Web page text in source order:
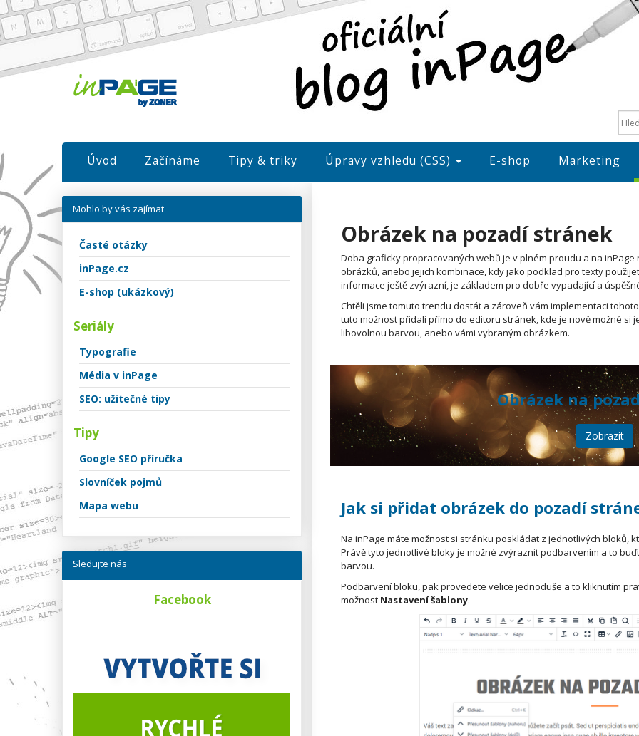
Úvod Začínáme Tipy & triky Úpravy vzhledu (CSS) E-shop Marketing
Obrázek na pozadí stránek
Doba graficky propracovaných webů je v plném proudu a na
obrázků, anebo jejich kombinace, kdy jako podklad pro texty
informace ještě zvýrazní, je základem pro dobře vypadající a
Chtěli jsme tomuto trendu dostát a zároveň vám implementaci
tuto možnost přidali přímo do editoru stránek, kde je nově možné
libovolnou barvou, anebo vámi vybraným obrázkem.
Obrázek na
Zobrazit
Jak si přidat obrázek do pozadí
Na inPage máte možnost si stránku poskládat z jednotlivých bloků,
Právě tyto jednotlivé bloky je možné zvýraznit podbarvením a to
barvou.
Podbarvení bloku, pak provedete velice jednoduše a to kliknutím
možnost Nastavení šablony.
Mohlo by vás zajímat
Časté otázky
inPage.cz
E-shop (ukázkový)
Seriály
Typografie
Média v inPage
SEO: užitečné tipy
Tipy
Google SEO příručka
Slovníček pojmů
Mapa webu
Sledujte nás
Facebook